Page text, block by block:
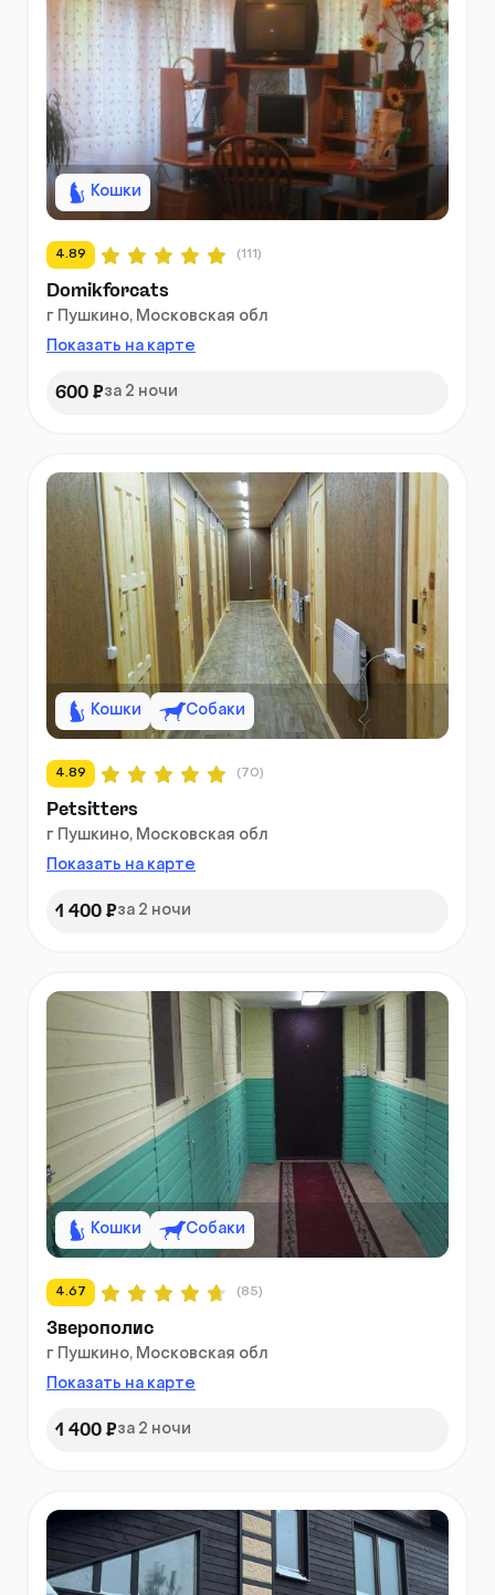
Кошки
4.89 (111)
Domikforcats
г Пушкино, Московская обл
Показать на карте
600 ₽за 2 ночи
Кошки Собаки
4.89 (70)
Petsitters
г Пушкино, Московская обл
Показать на карте
1 400 ₽за 2 ночи
Кошки Собаки
4.67 (85)
Зверополис
г Пушкино, Московская обл
Показать на карте
1 400 ₽за 2 ночи